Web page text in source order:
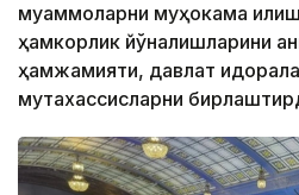
муаммоларни муҳокама
ҳамкорлик йўналишларини
ҳамжамияти, давлат
мутахассисларни